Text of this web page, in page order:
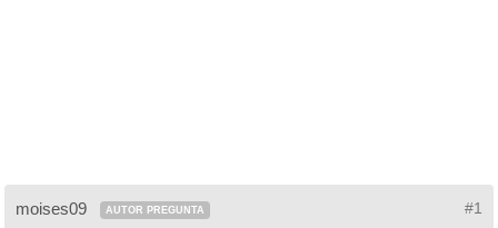
moises09 AUTOR PREGUNTA #1